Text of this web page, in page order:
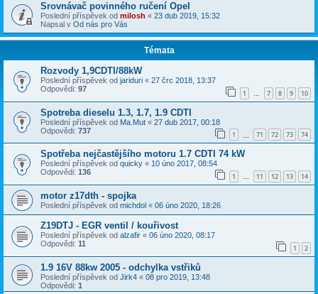
Srovnávač povinného ručení Opel
Poslední příspěvek od milosh « 23 dub 2019, 15:32
Napsal v Od nás pro Vás
Témata
Rozvody 1,9CDTI/88kW
Poslední příspěvek od jariduri « 27 črc 2018, 13:37
Odpovědi: 97 1 … 7 8 9 10
Spotreba dieselu 1.3, 1.7, 1.9 CDTI
Poslední příspěvek od Ma.Mut « 27 dub 2017, 00:18
Odpovědi: 737 1 71 72 73 74
Spotřeba nejčastějšího motoru 1.7 CDTI 74 kW
Poslední příspěvek od quicky « 10 úno 2017, 08:54
Odpovědi: 136 1 … 11 12 13 14
motor z17dth - spojka
Poslední příspěvek od michdol « 06 úno 2020, 18:26
Z19DTJ - EGR ventil / kouřivost
Poslední příspěvek od alzafir « 06 úno 2020, 08:17
Odpovědi: 11 1 2
1.9 16V 88kw 2005 - odchylka vstřiků
Poslední příspěvek od Jirk4 « 08 pro 2019, 13:48
Odpovědi: 1